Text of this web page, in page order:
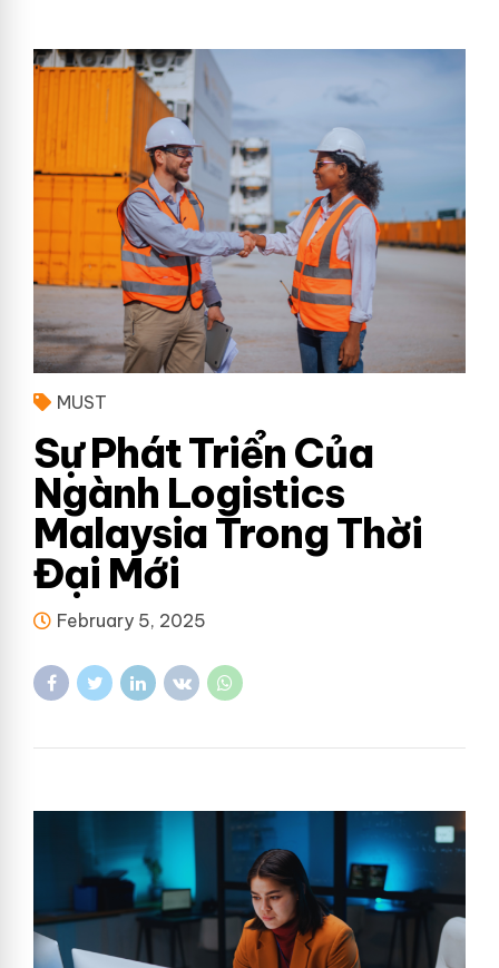
MUST
Sự Phát Triển Của
Ngành Logistics
Malaysia Trong Thời
Đại Mới
February 5, 2025